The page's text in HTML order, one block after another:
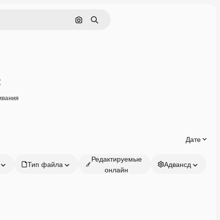
Поиск по изображению
Поиск
Дате
Тип файла
Редактируемые
онлайн
Адвансд